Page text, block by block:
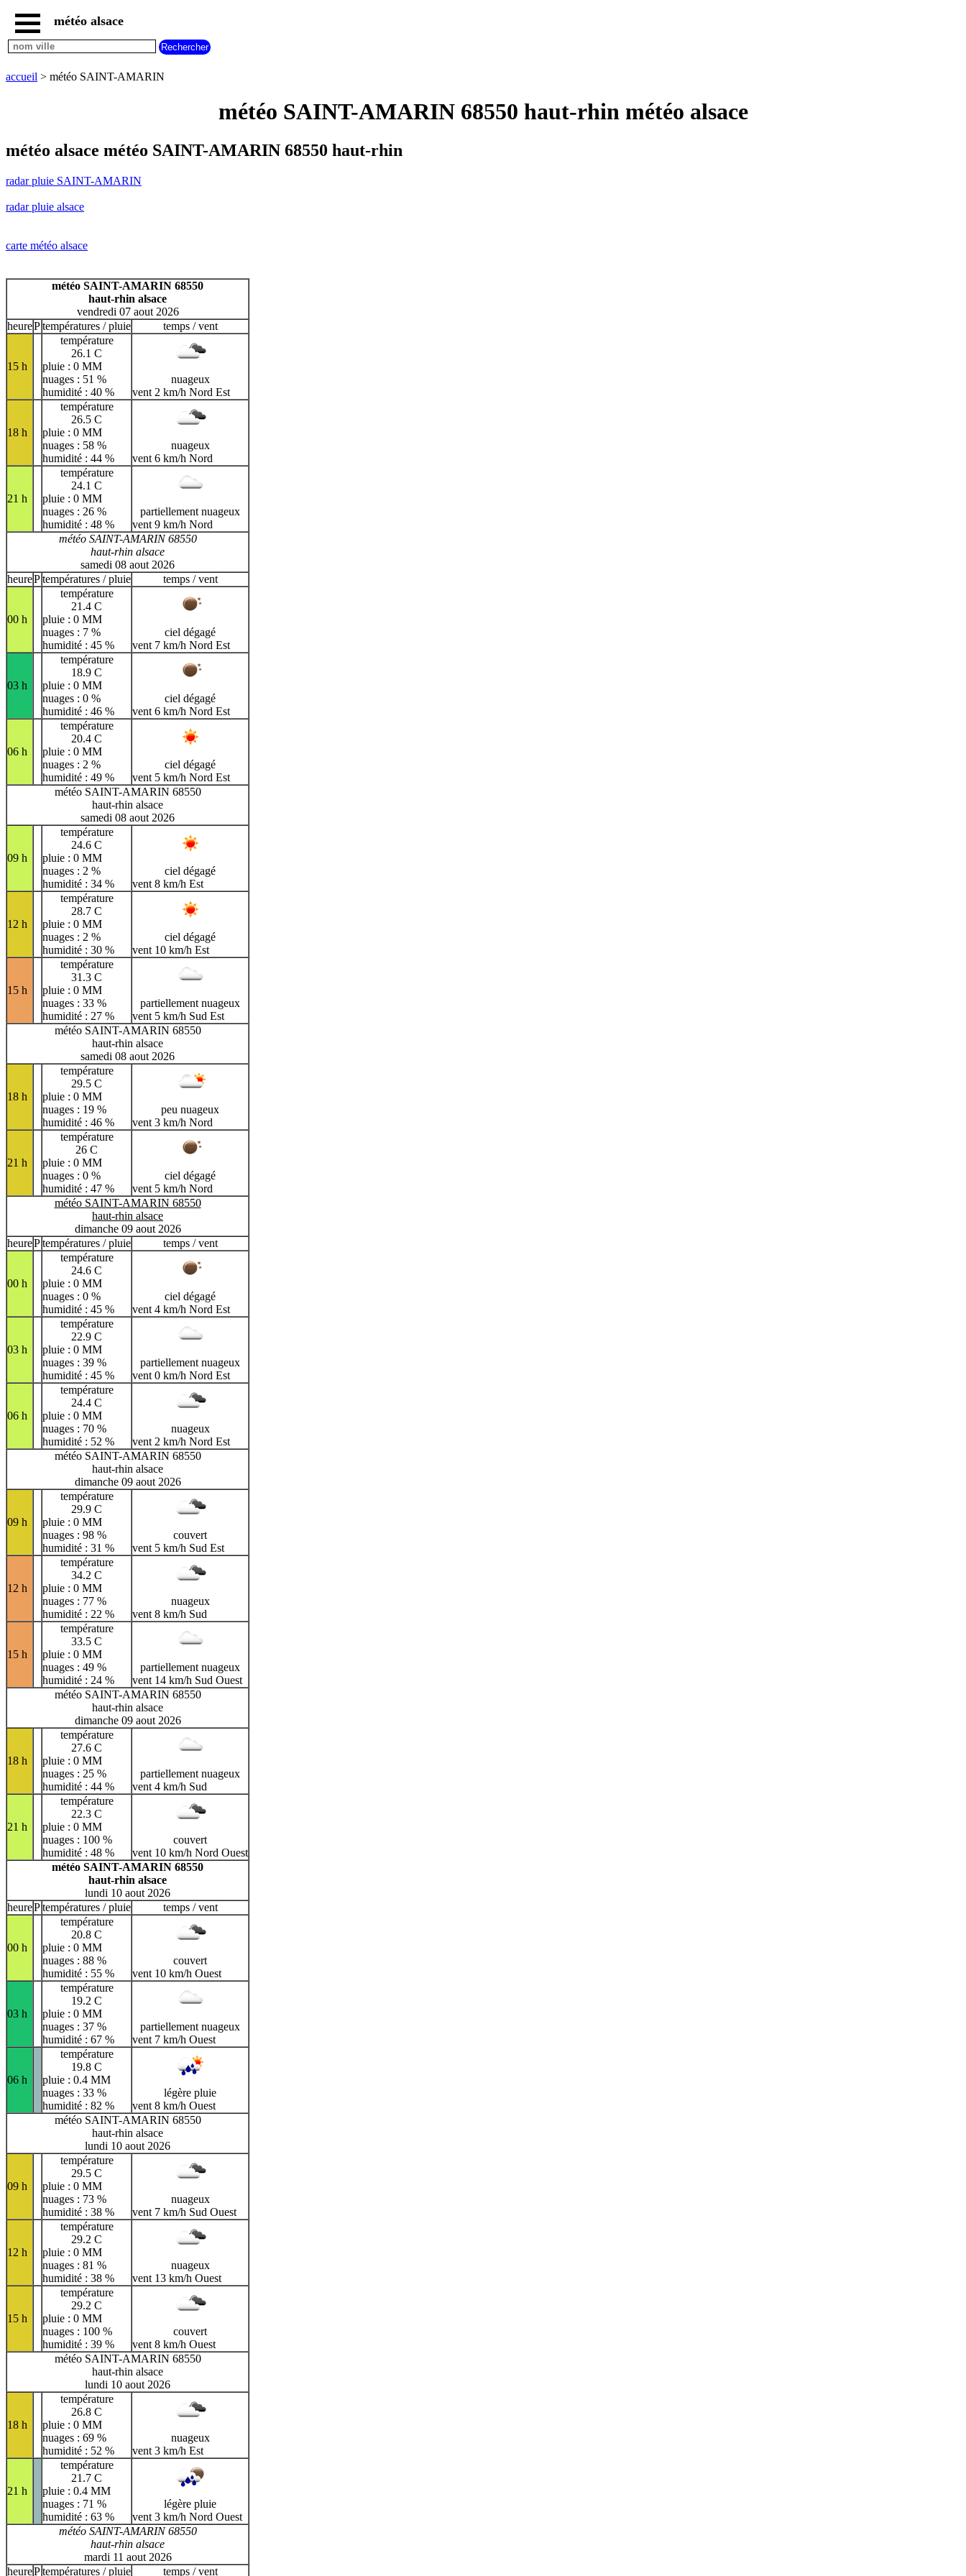
accueil
radar
SAINT-
radar
alsace
carte
météo
météo
villages
E F
G
H
I J K L M
N
S T
X Y Z
météo alsace
accueil > météo SAINT-AMARIN
météo SAINT-AMARIN 68550 haut-rhin météo alsace
météo alsace météo SAINT-AMARIN 68550 haut-rhin
radar pluie SAINT-AMARIN
radar pluie alsace
carte météo alsace
météo SAINT-AMARIN 68550
haut-rhin alsace
vendredi 07 aout 2026
heurePtempératures / pluie temps / vent
15 h
température
26.1 C
pluie : 0 MM
nuages : 51 %
humidité : 40 %
nuageux
vent 2 km/h Nord Est
18 h
température
26.5 C
pluie : 0 MM
nuages : 58 %
humidité : 44 %
nuageux
vent 6 km/h Nord
21 h
température
24.1 C
pluie : 0 MM
nuages : 26 %
humidité : 48 %
partiellement nuageux
vent 9 km/h Nord
météo SAINT-AMARIN 68550
haut-rhin alsace
samedi 08 aout 2026
heurePtempératures / pluie temps / vent
00 h
température
21.4 C
pluie : 0 MM
nuages : 7 %
humidité : 45 %
ciel dégagé
vent 7 km/h Nord Est
03 h
température
18.9 C
pluie : 0 MM
nuages : 0 %
humidité : 46 %
ciel dégagé
vent 6 km/h Nord Est
06 h
température
20.4 C
pluie : 0 MM
nuages : 2 %
humidité : 49 %
ciel dégagé
vent 5 km/h Nord Est
météo SAINT-AMARIN 68550
haut-rhin alsace
samedi 08 aout 2026
09 h
température
24.6 C
pluie : 0 MM
nuages : 2 %
humidité : 34 %
ciel dégagé
vent 8 km/h Est
12 h
température
28.7 C
pluie : 0 MM
nuages : 2 %
humidité : 30 %
ciel dégagé
vent 10 km/h Est
15 h
température
31.3 C
pluie : 0 MM
nuages : 33 %
humidité : 27 %
partiellement nuageux
vent 5 km/h Sud Est
météo SAINT-AMARIN 68550
haut-rhin alsace
samedi 08 aout 2026
18 h
température
29.5 C
pluie : 0 MM
nuages : 19 %
humidité : 46 %
peu nuageux
vent 3 km/h Nord
21 h
température
26 C
pluie : 0 MM
nuages : 0 %
humidité : 47 %
ciel dégagé
vent 5 km/h Nord
météo SAINT-AMARIN 68550
haut-rhin alsace
dimanche 09 aout 2026
heurePtempératures / pluie temps / vent
00 h
température
24.6 C
pluie : 0 MM
nuages : 0 %
humidité : 45 %
ciel dégagé
vent 4 km/h Nord Est
03 h
température
22.9 C
pluie : 0 MM
nuages : 39 %
humidité : 45 %
partiellement nuageux
vent 0 km/h Nord Est
06 h
température
24.4 C
pluie : 0 MM
nuages : 70 %
humidité : 52 %
nuageux
vent 2 km/h Nord Est
météo SAINT-AMARIN 68550
haut-rhin alsace
dimanche 09 aout 2026
09 h
température
29.9 C
pluie : 0 MM
nuages : 98 %
humidité : 31 %
couvert
vent 5 km/h Sud Est
12 h
température
34.2 C
pluie : 0 MM
nuages : 77 %
humidité : 22 %
nuageux
vent 8 km/h Sud
15 h
température
33.5 C
pluie : 0 MM
nuages : 49 %
humidité : 24 %
partiellement nuageux
vent 14 km/h Sud Ouest
météo SAINT-AMARIN 68550
haut-rhin alsace
dimanche 09 aout 2026
18 h
température
27.6 C
pluie : 0 MM
nuages : 25 %
humidité : 44 %
partiellement nuageux
vent 4 km/h Sud
21 h
température
22.3 C
pluie : 0 MM
nuages : 100 %
humidité : 48 %
couvert
vent 10 km/h Nord Ouest
météo SAINT-AMARIN 68550
haut-rhin alsace
lundi 10 aout 2026
heurePtempératures / pluie temps / vent
00 h
température
20.8 C
pluie : 0 MM
nuages : 88 %
humidité : 55 %
couvert
vent 10 km/h Ouest
03 h
température
19.2 C
pluie : 0 MM
nuages : 37 %
humidité : 67 %
partiellement nuageux
vent 7 km/h Ouest
06 h
température
19.8 C
pluie : 0.4 MM
nuages : 33 %
humidité : 82 %
légère pluie
vent 8 km/h Ouest
météo SAINT-AMARIN 68550
haut-rhin alsace
lundi 10 aout 2026
09 h
température
29.5 C
pluie : 0 MM
nuages : 73 %
humidité : 38 %
nuageux
vent 7 km/h Sud Ouest
12 h
température
29.2 C
pluie : 0 MM
nuages : 81 %
humidité : 38 %
nuageux
vent 13 km/h Ouest
15 h
température
29.2 C
pluie : 0 MM
nuages : 100 %
humidité : 39 %
couvert
vent 8 km/h Ouest
météo SAINT-AMARIN 68550
haut-rhin alsace
lundi 10 aout 2026
18 h
température
26.8 C
pluie : 0 MM
nuages : 69 %
humidité : 52 %
nuageux
vent 3 km/h Est
21 h
température
21.7 C
pluie : 0.4 MM
nuages : 71 %
humidité : 63 %
légère pluie
vent 3 km/h Nord Ouest
météo SAINT-AMARIN 68550
haut-rhin alsace
mardi 11 aout 2026
heurePtempératures / pluie temps / vent